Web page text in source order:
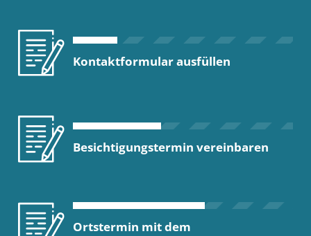
Kontaktformular ausfüllen
Besichtigungstermin vereinbaren
Ortstermin mit dem